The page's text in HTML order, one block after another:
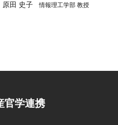
原田 史子 情報理工学部 教授
官学連携